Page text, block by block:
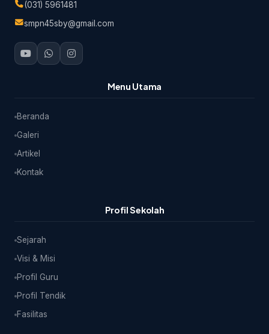
(031) 5961481
smpn45sby@gmail.com
Menu Utama
Beranda
Galeri
Artikel
Kontak
Profil Sekolah
Sejarah
Visi & Misi
Profil Guru
Profil Tendik
Fasilitas